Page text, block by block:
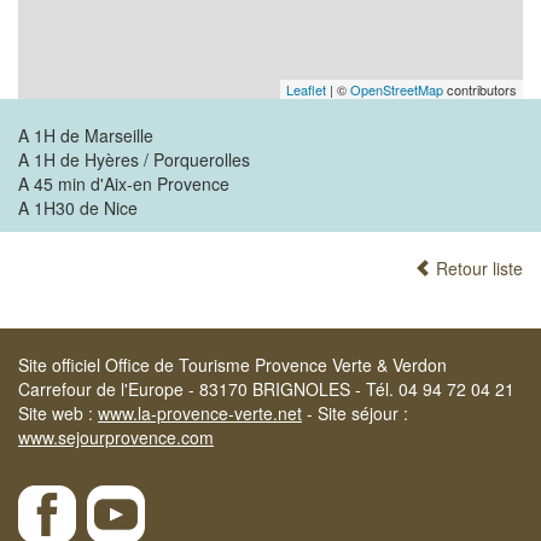
Leaflet | ©OpenStreetMapcontributors
A 1H de Marseille
A 1H de Hyères / Porquerolles
A 45 min d'Aix-en Provence
A 1H30 de Nice
Retour liste
Site officiel Office de Tourisme Provence Verte & Verdon
Carrefour de l'Europe - 83170 BRIGNOLES - Tél. 04 94 72 04 21
Site web : www.la-provence-verte.net - Site séjour :
www.sejourprovence.com